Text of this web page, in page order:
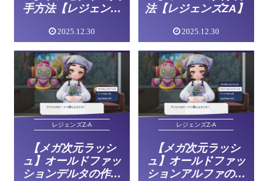
手方法【レジェンズ
2025.12.30
法【レジェンズZA】
2025.12.30
レジェンズZ-A
【メガ次元ラッシ
ュ】オールドファッ
ションデルタの作り
レジェンズZ-A
【メガ次元ラッシ
ュ】オールドファッ
ションアルファの作